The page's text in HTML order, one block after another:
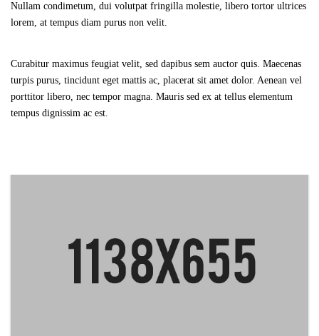
Nullam condimetum, dui volutpat fringilla molestie, libero tortor ultrices
lorem, at tempus diam purus non velit.
Curabitur maximus feugiat velit, sed dapibus sem auctor quis. Maecenas
turpis purus, tincidunt eget mattis ac, placerat sit amet dolor. Aenean vel
porttitor libero, nec tempor magna. Mauris sed ex at tellus elementum
tempus dignissim ac est.